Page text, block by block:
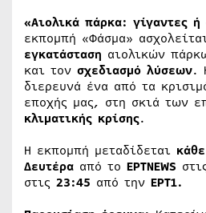
«Αιολικά πάρκα: γίγαντες
εκπομπή «Φάσμα»
εγκατάσταση αιολικών
και τον σχεδιασμό λύσεων.
διερευνά ένα από τα
εποχής μας, στη σκιά των
κλιματικής κρίσης.
Η εκπομπή μεταδίδεται
Δευτέρα από το ΕΡΤNEWS
στις 23:45 από την ΕΡΤ1.